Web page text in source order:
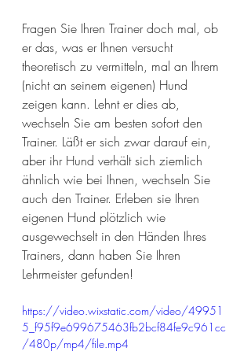
Fragen Sie Ihren Trainer doch mal, ob
er das, was er Ihnen versucht
theoretisch zu vermitteln, mal an Ihrem
(nicht an seinem eigenen) Hund
zeigen kann. Lehnt er dies ab,
wechseln Sie am besten sofort den
Trainer. Läßt er sich zwar darauf ein,
aber ihr Hund verhält sich ziemlich
ähnlich wie bei Ihnen, wechseln Sie
auch den Trainer. Erleben sie Ihren
eigenen Hund plötzlich wie
ausgewechselt in den Händen Ihres
Trainers, dann haben Sie Ihren
Lehrmeister gefunden!
https://video.wixstatic.com/video/49951
5_f95f9e699675463fb2bcf84fe9c961cc
/480p/mp4/file.mp4